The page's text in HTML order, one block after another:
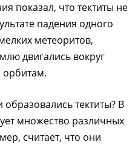
показал, что тектиты не
падения одного
метеоритов,
двигались вокруг
орбитам.
образовались тектиты? В
множество различных
считает, что они